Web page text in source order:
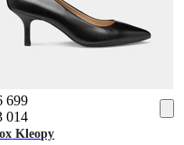
699
014
Kleopy